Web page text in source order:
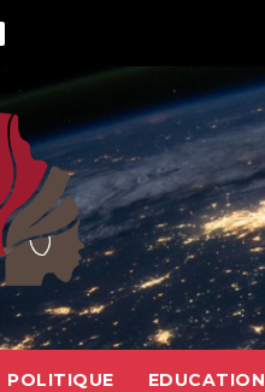
POLITIQUE EDUCATION